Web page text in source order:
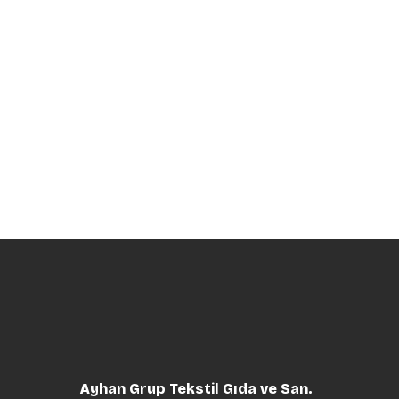
Ayhan Grup Tekstil Gıda ve San.